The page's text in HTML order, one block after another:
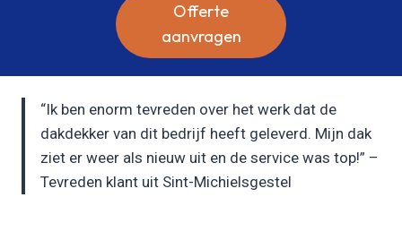
Offerte
aanvragen
“Ik ben enorm tevreden over het werk dat de
dakdekker van dit bedrijf heeft geleverd. Mijn dak
ziet er weer als nieuw uit en de service was top!” –
Tevreden klant uit Sint-Michielsgestel